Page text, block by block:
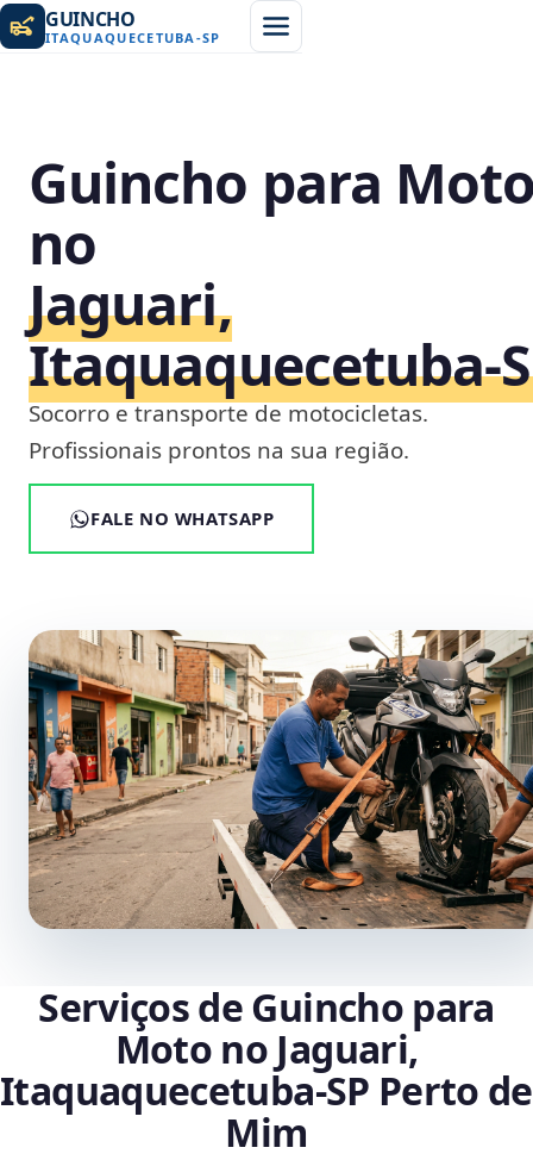
GUINCHO
ITAQUAQUECETUBA -SP
Guincho para
no
Jaguari,
Socorro e transporte de motocicletas.
Profissionais prontos na sua região.
FALE NO WHATSAPP
Serviços de Guincho para
Moto no Jaguari,
Itaquaquecetuba‑SP Perto de
Mim